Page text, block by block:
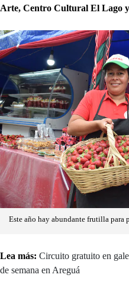
Arte, Centro Cultural El Lago
Este año hay abundante frutilla para
Lea más: Circuito gratuito en
de semana en Areguá